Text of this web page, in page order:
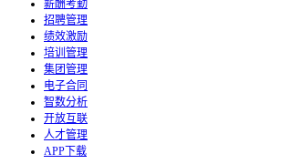
薪酬考勤
招聘管理
绩效激励
培训管理
集团管理
电子合同
智数分析
开放互联
人才管理
APP下载